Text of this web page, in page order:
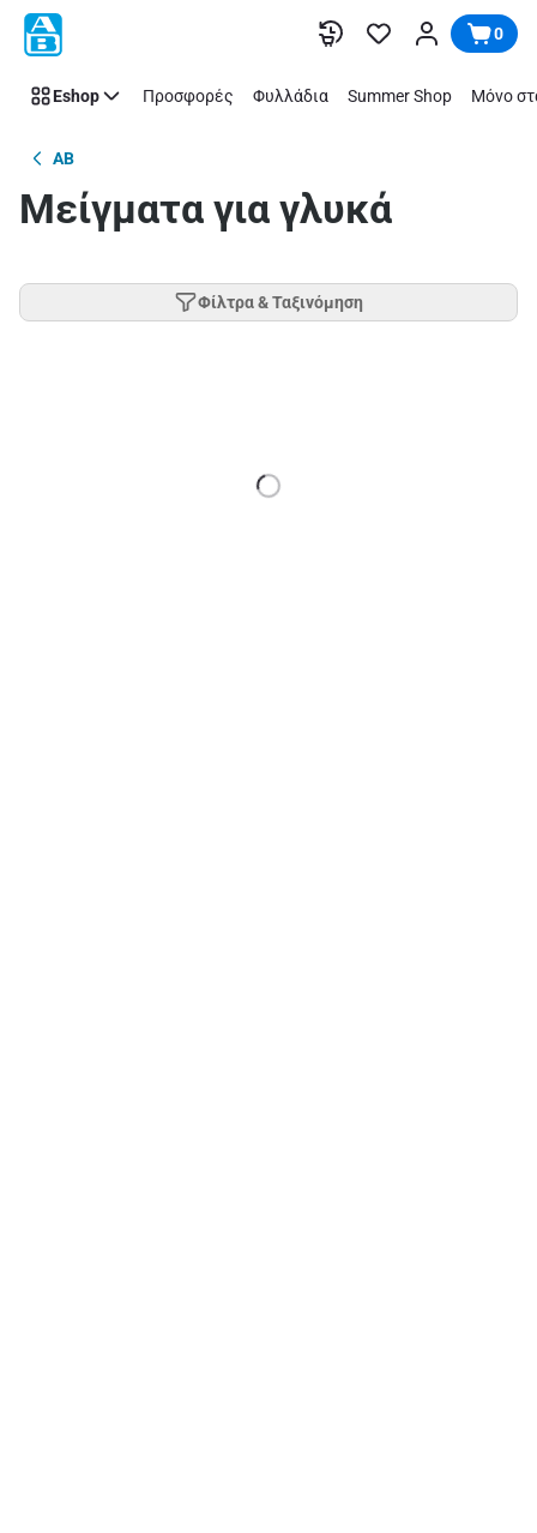
Παράλειψη 0
Eshop Προσφορές Φυλλάδια Summer Shop Μόνο
AB
Μείγματα για γλυκά
Φίλτρα & Ταξινόμηση